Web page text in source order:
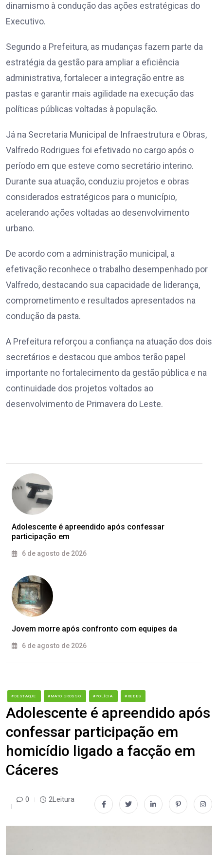
dinamismo à condução das ações estratégicas do
Executivo.
Segundo a Prefeitura, as mudanças fazem parte da
estratégia da gestão para ampliar a eficiência
administrativa, fortalecer a integração entre as
pastas e garantir mais agilidade na execução das
políticas públicas voltadas à população.
Já na Secretaria Municipal de Infraestrutura e Obras,
Valfredo Rodrigues foi efetivado no cargo após o
período em que esteve como secretário interino.
Durante sua atuação, conduziu projetos e obras
considerados estratégicos para o município,
acelerando ações voltadas ao desenvolvimento
urbano.
De acordo com a administração municipal, a
efetivação reconhece o trabalho desempenhado por
Valfredo, destacando sua capacidade de liderança,
comprometimento e resultados apresentados na
condução da pasta.
A Prefeitura reforçou a confiança na atuação dos dois
secretários e destacou que ambos terão papel
importante no fortalecimento da gestão pública e na
continuidade dos projetos voltados ao
desenvolvimento de Primavera do Leste.
Adolescente é apreendido após confessar
participação em
6 de agosto de 2026
Jovem morre após confronto com equipes da
6 de agosto de 2026
#DESTAQUE #MATO GROSSO #POLÍCIA #REDES
Adolescente é apreendido após
confessar participação em
homicídio ligado a facção em
Cáceres
0 2Leitura